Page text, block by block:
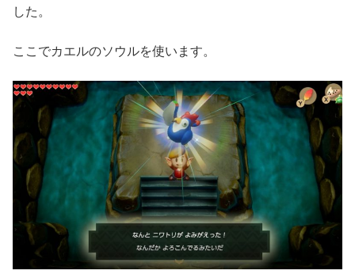
した。
ここでカエルのソウルを使います。